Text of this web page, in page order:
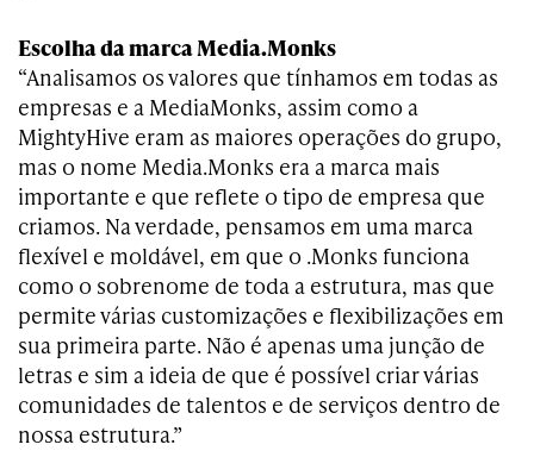
Escolha da marca Media.Monks
“Analisamos os valores que tínhamos em todas as
empresas e a MediaMonks, assim como a
MightyHive eram as maiores operações do grupo,
mas o nome Media.Monks era a marca mais
importante e que reflete o tipo de empresa que
criamos. Na verdade, pensamos em uma marca
flexível e moldável, em que o .Monks funciona
como o sobrenome de toda a estrutura, mas que
permite várias customizações e flexibilizações em
sua primeira parte. Não é apenas uma junção de
letras e sim a ideia de que é possível criar várias
comunidades de talentos e de serviços dentro de
nossa estrutura.”